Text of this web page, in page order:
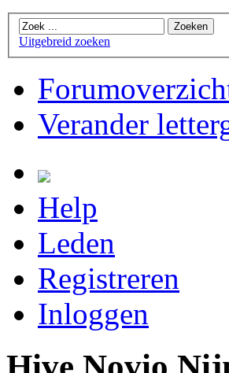
Uitgebreid zoeken
Verander
Help
Leden
Registreren
Inloggen